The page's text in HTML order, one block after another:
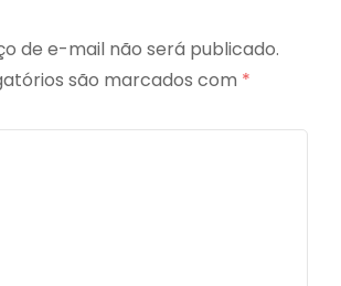
de e-mail não será publicado.
são marcados com *